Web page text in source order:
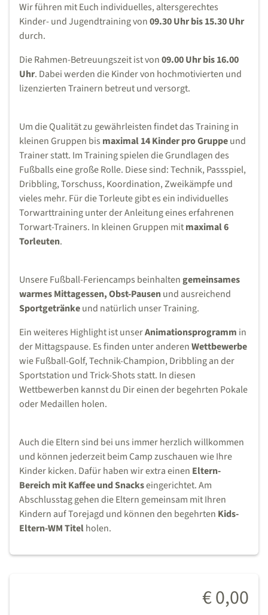
€ 0,00
Wir führen mit Euch individuelles, altersgerechtes
Kinder- und Jugendtraining von09.30 Uhr bis 15.30 Uhr
durch.
Die Rahmen-Betreuungszeit ist von09.00 Uhr bis 16.00
Uhr. Dabei werden die Kinder von hochmotivierten und
lizenzierten Trainern betreut und versorgt.
Um die Qualität zu gewährleisten findet das Training in
kleinen Gruppen bis maximal 14 Kinder pro Gruppeund
Trainer statt. Im Training spielen die Grundlagen des
Fußballs eine große Rolle. Diese sind: Technik, Passspiel,
Dribbling, Torschuss, Koordination, Zweikämpfe und
vieles mehr. Für die Torleute gibt es ein individuelles
Torwarttraining unter der Anleitung eines erfahrenen
Torwart-Trainers. In kleinen Gruppen mitmaximal 6
Torleuten.
Unsere Fußball-Feriencamps beinhaltengemeinsames
warmes Mittagessen, Obst-Pausenund ausreichend
Sportgetränkeund natürlich unser Training.
Ein weiteres Highlight ist unserAnimationsprogramm in
der Mittagspause. Es finden unter anderenWettbewerbe
wie Fußball-Golf, Technik-Champion, Dribbling an der
Sportstation und Trick-Shots statt. In diesen
Wettbewerben kannst du Dir einen der begehrten Pokale
oder Medaillen holen.
Auch die Eltern sind bei uns immer herzlich willkommen
und können jederzeit beim Camp zuschauen wie Ihre
Kinder kicken. Dafür haben wir extra einen Eltern-
Bereich mit Kaffee und Snackseingerichtet. Am
Abschlusstag gehen die Eltern gemeinsam mit Ihren
Kindern auf Torejagd und können den begehrten Kids-
Eltern-WM Titelholen.